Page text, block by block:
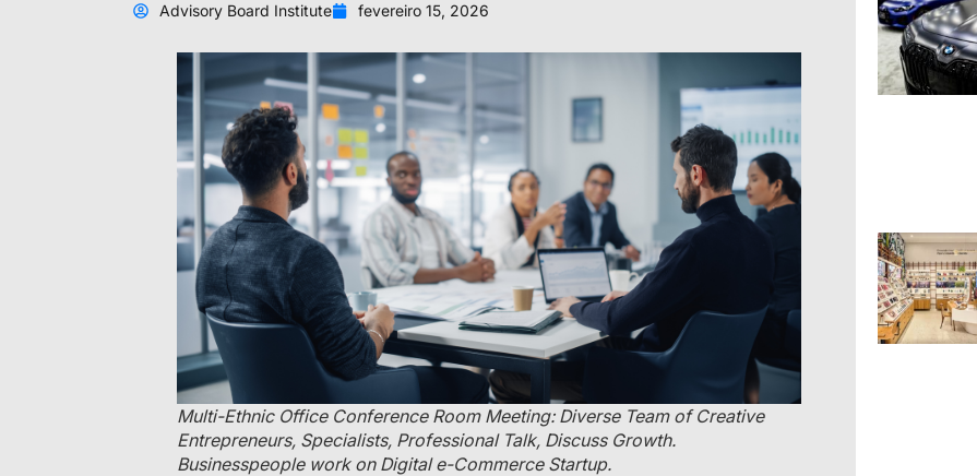
Advisory Board Institute fevereiro 15, 2026
Multi-Ethnic Office Conference Room Meeting: Diverse Team of Creative
Entrepreneurs, Specialists, Professional Talk, Discuss Growth.
Businesspeople work on Digital e-Commerce Startup.